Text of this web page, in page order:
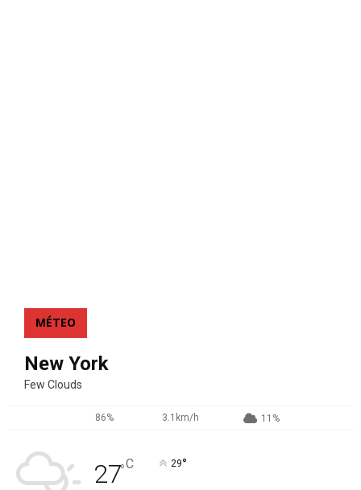
MÉTEO
New York
Few Clouds
86% 3.1km/h 11%
27°C 29°